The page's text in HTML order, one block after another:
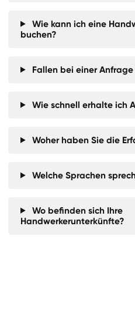
Wie kann ich eine
buchen?
Fallen bei einer Anfrage
Wie schnell erhalte ich
Woher haben Sie die
Welche Sprachen
Wo befinden sich Ihre
Handwerkerunterkünfte?